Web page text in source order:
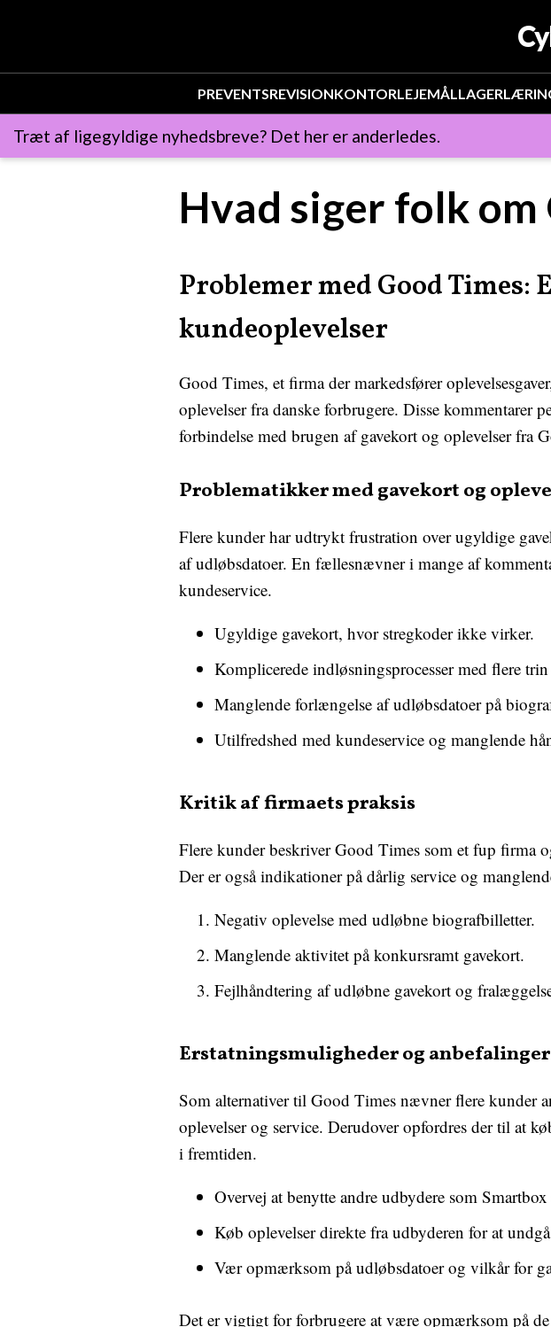
PREVENTSREVISIONKONTORLEJEMÅLLAGER
Træt af ligegyldige nyhedsbreve? Det her er anderledes.
Hvad siger folk om
Problemer med Good Times:
kundeoplevelser
Good Times, et firma der markedsfører
oplevelser fra danske forbrugere. Disse kommentarer
forbindelse med brugen af gavekort og oplevelser fra
Problematikker med gavekort og
Flere kunder har udtrykt frustration over ugyldige
af udløbsdatoer. En fællesnævner i mange af
kundeservice.
Ugyldige gavekort, hvor stregkoder ikke virker.
Komplicerede indløsningsprocesser med flere
Manglende forlængelse af udløbsdatoer på
Utilfredshed med kundeservice og manglende
Kritik af firmaets praksis
Flere kunder beskriver Good Times som et fup firma
Der er også indikationer på dårlig service og
Negativ oplevelse med udløbne biografbilletter.
Manglende aktivitet på konkursramt gavekort.
Fejlhåndtering af udløbne gavekort og
Erstatningsmuligheder og anbefalinger
Som alternativer til Good Times nævner flere kunder
oplevelser og service. Derudover opfordres der til at
i fremtiden.
Overvej at benytte andre udbydere som
Køb oplevelser direkte fra udbyderen for at
Vær opmærksom på udløbsdatoer og vilkår for
Det er vigtigt for forbrugere at være opmærksom på